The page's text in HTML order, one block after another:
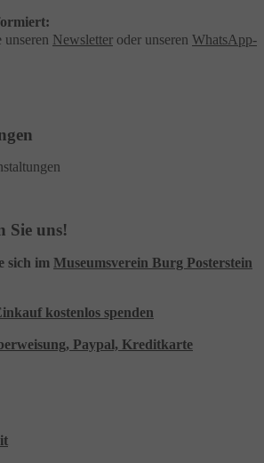
Newsletter oder unseren WhatsApp-
Sie uns!
sich im Museumsverein Burg Posterstein
kostenlos spenden
Paypal, Kreditkarte